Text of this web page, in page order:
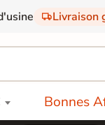
Livraison
Bonnes